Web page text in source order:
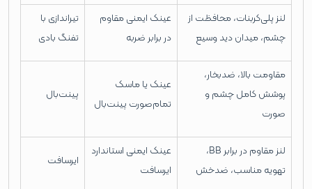
تیراندازی با
تفنگ بادی
عینک ایمنی مقاوم
در برابر ضربه
لنز پلی‌کربنات، محافظت از
چشم، میدان دید وسیع
پینت‌بال
عینک یا ماسک
تمام‌صورت پینت‌بال
مقاومت بالا، ضدبخار،
پوشش کامل چشم و
صورت
ایرسافت
عینک ایمنی استاندارد
ایرسافت
لنز مقاوم در برابر BB،
تهویه مناسب، ضدخش